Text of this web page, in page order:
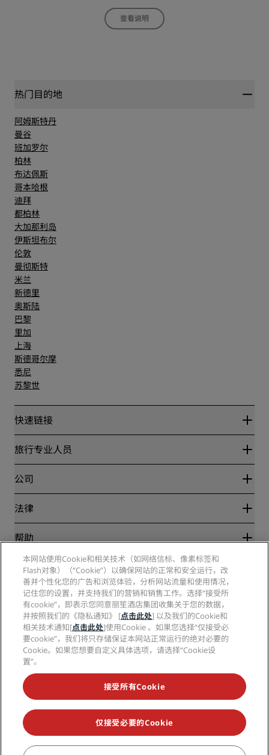
查看说明
热门目的地
阿姆斯特丹
曼谷
班加罗尔
柏林
布达佩斯
哥本哈根
迪拜
都柏林
大加那利岛
伊斯坦布尔
伦敦
曼彻斯特
米兰
新德里
奥斯陆
巴黎
里加
上海
斯德哥尔摩
悉尼
苏黎世
快速链接
丽赏会
Blog
目的地
丽笙酒店集团APP
体育认证酒店
家庭友好型酒店
健康与安全
旅行专业人员
合作伙伴
公司
丽笙酒店集团
工作机会 RHG
工作机会 PPHE
工作机会 EHL
The Club by RHG
发展机会
责任经营
采购
法律
隐私中心
丽赏会条款和条件
网站使用协议
数字无障碍
现代奴隶制声明
帮助
消费者警示
联系方式
常见问题
网站地图
社交媒体
丽笙酒店集团品牌
不再错失我们最受欢迎的酒店优惠
© 2026 丽笙酒店集团.保留所有权利。RHG丽笙酒店集团、丽筠、丽芮、丽
本网站使用Cookie和相关技术（如网络信标、像素标签和
Flash对象）（“Cookie”）以确保网站的正常和安全运行，改
善并个性化您的广告和浏览体验，分析网站流量和使用情况，
记住您的设置，并支持我们的营销和销售工作。选择“接受所
有cookie”，即表示您同意丽笙酒店集团收集关于您的数据，
并按照我们的《隐私通知》 [点击此处] 以及我们的Cookie和
相关技术通知[点击此处]使用Cookie 。如果您选择“仅接受必
要cookie”，我们将只存储保证本网站正常运行的绝对必要的
Cookie。如果您想要自定义具体选项，请选择“Cookie设
置”。
接受所有Cookie
仅接受必要的Cookie